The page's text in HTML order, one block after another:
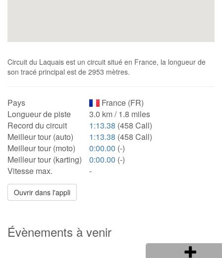
Circuit du Laquais est un circuit situé en France, la longueur de
son tracé principal est de 2953 mètres.
Pays
France (FR)
Longueur de piste
3.0 km / 1.8 miles
Record du circuit
1:13.38 (458 Call)
Meilleur tour (auto)
1:13.38 (458 Call)
Meilleur tour (moto)
0:00.00 (-)
Meilleur tour (karting)
0:00.00 (-)
Vitesse max.
-
Ouvrir dans l'appli
Évènements à venir